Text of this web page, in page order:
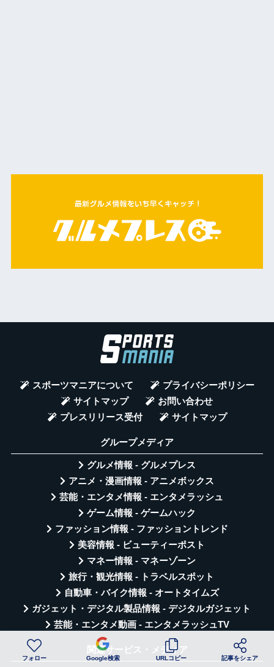
スポーツマニアについて
プライバシーポリシー
サイトマップ
お問い合わせ
プレスリリース受付
サイトマップ
グループメディア
グルメ情報 - グルメプレス
アニメ・漫画情報 - アニメボックス
芸能・エンタメ情報 - エンタメラッシュ
ゲーム情報 - ゲームハック
ファッション情報 - ファッショントレンド
美容情報 - ビューティーポスト
マネー情報 - マネーゾーン
旅行・観光情報 - トラベルスポット
自動車・バイク情報 - オートタイムズ
ガジェット・デジタル製品情報 - デジタルガジェット
芸能・エンタメ動画 - エンタメラッシュTV
関連サービス・メディア
フォロー Google検索 URLコピー 記事をシェア